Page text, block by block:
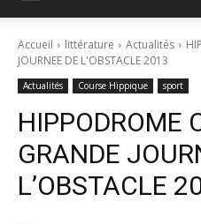
Accueil littérature Actualités
JOURNEE DE L'OBSTACLE 2013
Actualités Course Hippique sport
HIPPODROME
GRANDE
L’OBSTACLE